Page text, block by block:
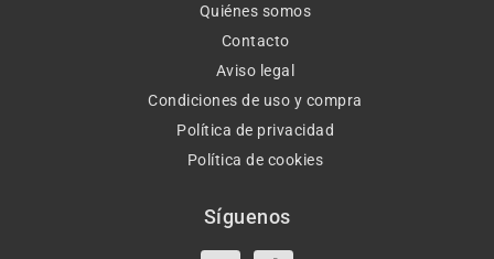
Quiénes somos
Contacto
Aviso legal
Condiciones de uso y compra
Política de privacidad
Política de cookies
Síguenos